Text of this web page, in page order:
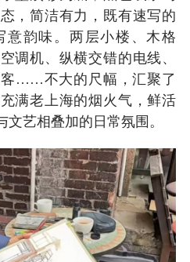
，简洁有力，既有速写的
意韵味。两层小楼、木格
调机、纵横交错的电线、
……不大的尺幅，汇聚了
满老上海的烟火气，鲜活
艺相叠加的日常氛围。